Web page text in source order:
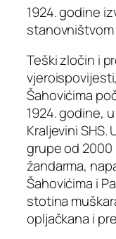
1924. godine
stanovništvom
Teški zločin i
Šahovićima
1924. godine,
Kraljevini
grupe od 2000
žandarma,
Šahovićima i
stotina
opljačkana i